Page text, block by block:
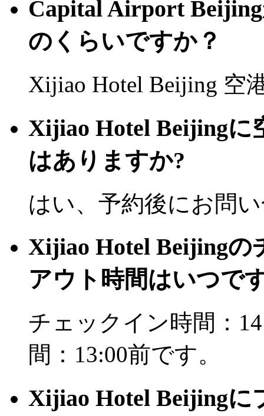
Capital Airport
のくらいですか？
Xijiao Hotel Beijing 空
Xijiao Hotel Beijingに
はありますか?
はい、予約後にお問
Xijiao Hotel Beijingの
アウト時間はいつで
チェックイン時間：
間：13:00前です。
Xijiao Hotel Beijingに